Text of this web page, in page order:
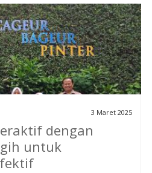
3 Maret 2025
dengan
untuk